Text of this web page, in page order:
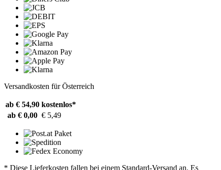
Versandkosten für Österreich
ab € 54,90 kostenlos*
ab € 0,00 € 5,49
* Diese Lieferkosten fallen bei einem Standard-Versand an. Es